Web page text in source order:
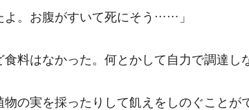
よ。お腹がすいて死にそう……」
料はなかった。何とかして自力で調達し
の実を採ったりして飢えをしのぐことが